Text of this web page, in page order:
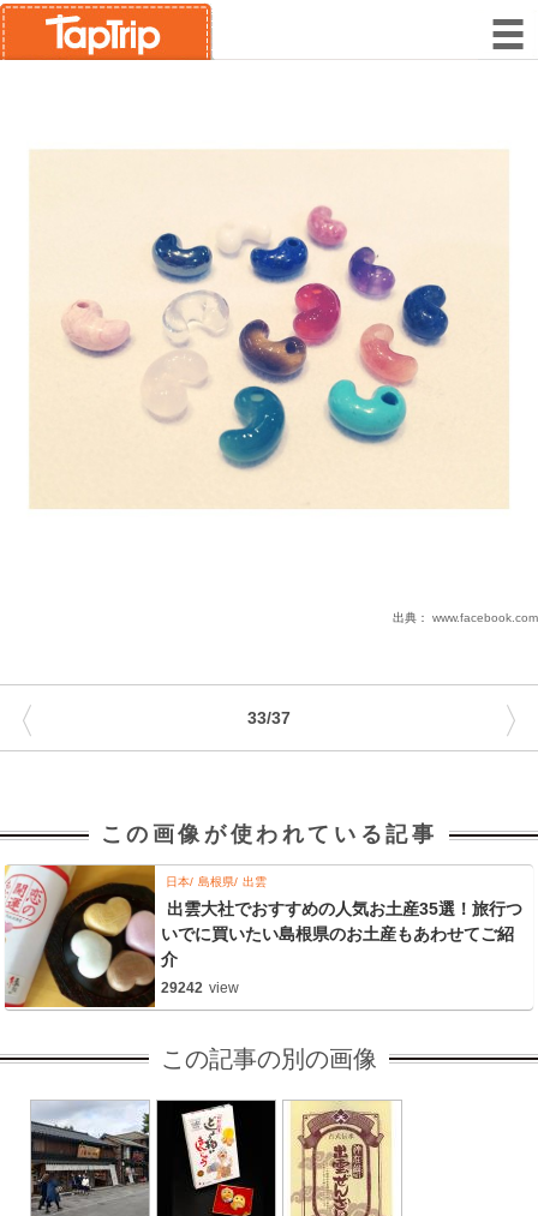
出典： www.facebook.com
33/37
〈 〉
この画像が使われている記事
日本 島根県 出雲
出雲大社でおすすめの人気お土産35選！旅行つ
いでに買いたい島根県のお土産もあわせてご紹
介
29242 view
この記事の別の画像